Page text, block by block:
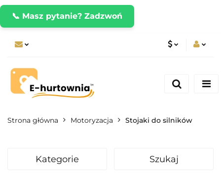
📞 Masz pytanie? Zadzwoń
CZK
Zarejestruj się
Strona główna Motoryzacja Stojaki do silników
Kategorie Szukaj